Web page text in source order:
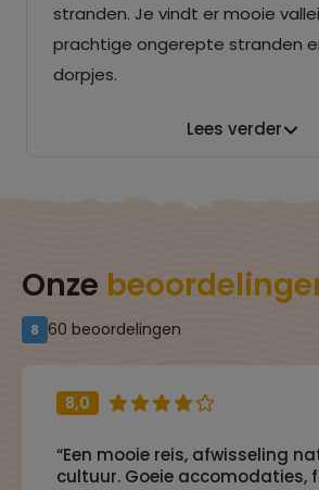
stranden. Je vindt er mooie
prachtige ongerepte stranden
dorpjes.
Lees verder
Onze
8 60 beoordelingen
8,0
“Een mooie reis, afwisseling
cultuur. Goeie accomodaties,